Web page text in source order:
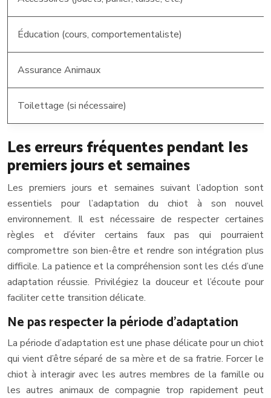
Éducation (cours, comportementaliste)
Assurance Animaux
Toilettage (si nécessaire)
Les erreurs fréquentes pendant les
premiers jours et semaines
Les premiers jours et semaines suivant l’adoption sont
essentiels pour l’adaptation du chiot à son nouvel
environnement. Il est nécessaire de respecter certaines
règles et d’éviter certains faux pas qui pourraient
compromettre son bien-être et rendre son intégration plus
difficile. La patience et la compréhension sont les clés d’une
adaptation réussie. Privilégiez la douceur et l’écoute pour
faciliter cette transition délicate.
Ne pas respecter la période d’adaptation
La période d’adaptation est une phase délicate pour un chiot
qui vient d’être séparé de sa mère et de sa fratrie. Forcer le
chiot à interagir avec les autres membres de la famille ou
les autres animaux de compagnie trop rapidement peut